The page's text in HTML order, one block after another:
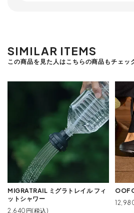
SIMILAR ITEMS
この商品を見た人はこちらの商品もチェッ
MIGRATRAIL ミグラトレイル フィ
ットシャワー
2,640円(税込)